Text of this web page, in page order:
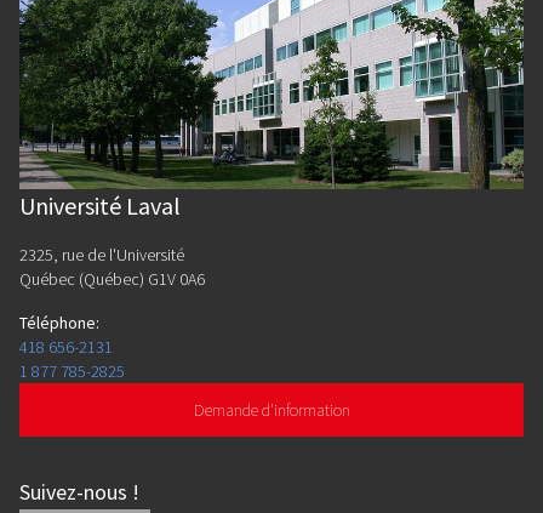
Université Laval
2325, rue de l'Université
Québec (Québec) G1V 0A6
Téléphone:
418 656-2131
1 877 785-2825
Demande d'information
Suivez-nous !